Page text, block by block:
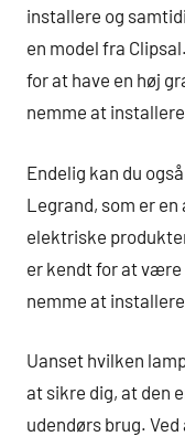
installere og
en model fra
for at have en høj
nemme at
Endelig kan du
Legrand, som er
elektriske
er kendt for at være
nemme at
Uanset hvilken
at sikre dig, at den
udendørs brug.